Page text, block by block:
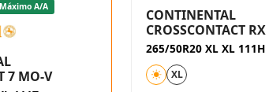
A/A
7 MO-V
CONTINENTAL
CROSSCONTACT RX
265/50R20 XL XL 111H
XL